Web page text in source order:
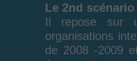
Le 2nd scénario
Il repose sur
organisations
de 2008 -2009